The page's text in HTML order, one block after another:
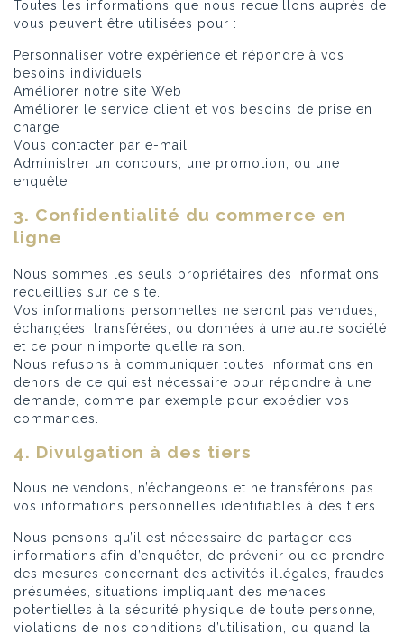
Toutes les informations que nous recueillons auprès de
vous peuvent être utilisées pour :
Personnaliser votre expérience et répondre à vos
besoins individuels
Améliorer notre site Web
Améliorer le service client et vos besoins de prise en
charge
Vous contacter par e-mail
Administrer un concours, une promotion, ou une
enquête
3. Confidentialité du commerce en
ligne
Nous sommes les seuls propriétaires des informations
recueillies sur ce site.
Vos informations personnelles ne seront pas vendues,
échangées, transférées, ou données à une autre société
et ce pour n’importe quelle raison.
Nous refusons à communiquer toutes informations en
dehors de ce qui est nécessaire pour répondre à une
demande, comme par exemple pour expédier vos
commandes.
4. Divulgation à des tiers
Nous ne vendons, n’échangeons et ne transférons pas
vos informations personnelles identifiables à des tiers.
Nous pensons qu’il est nécessaire de partager des
informations afin d’enquêter, de prévenir ou de prendre
des mesures concernant des activités illégales, fraudes
présumées, situations impliquant des menaces
potentielles à la sécurité physique de toute personne,
violations de nos conditions d’utilisation, ou quand la